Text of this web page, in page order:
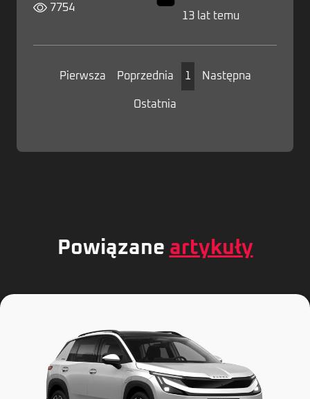
7754
13 lat temu
Pierwsza Poprzednia 1 Następna
Ostatnia
Powiązane artykuły